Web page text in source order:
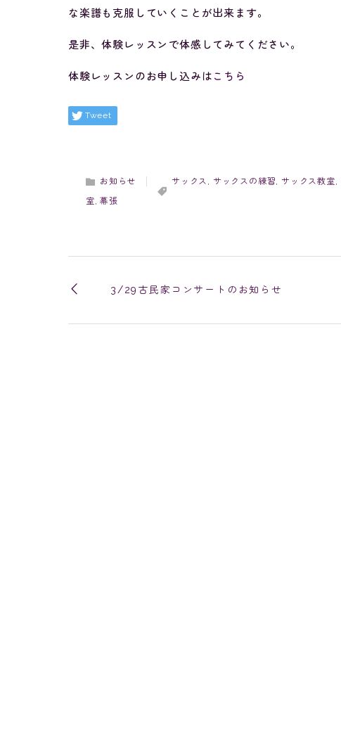
な楽譜も克服していくことが出来ます。
是非、体験レッスンで体感してみてください。
体験レッスンのお申し込みは こちら
Tweet
お知らせ サックス , サックスの練習,サックス教室,
室,幕張
3/29古民家コンサートのお知らせ